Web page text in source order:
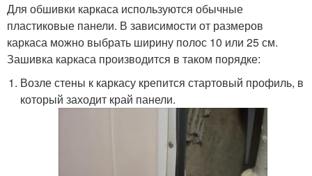
Для обшивки каркаса используются обычные
пластиковые панели. В зависимости от размеров
каркаса можно выбрать ширину полос 10 или 25 см.
Зашивка каркаса производится в таком порядке:
Возле стены к каркасу крепится стартовый профиль, в
который заходит край панели.